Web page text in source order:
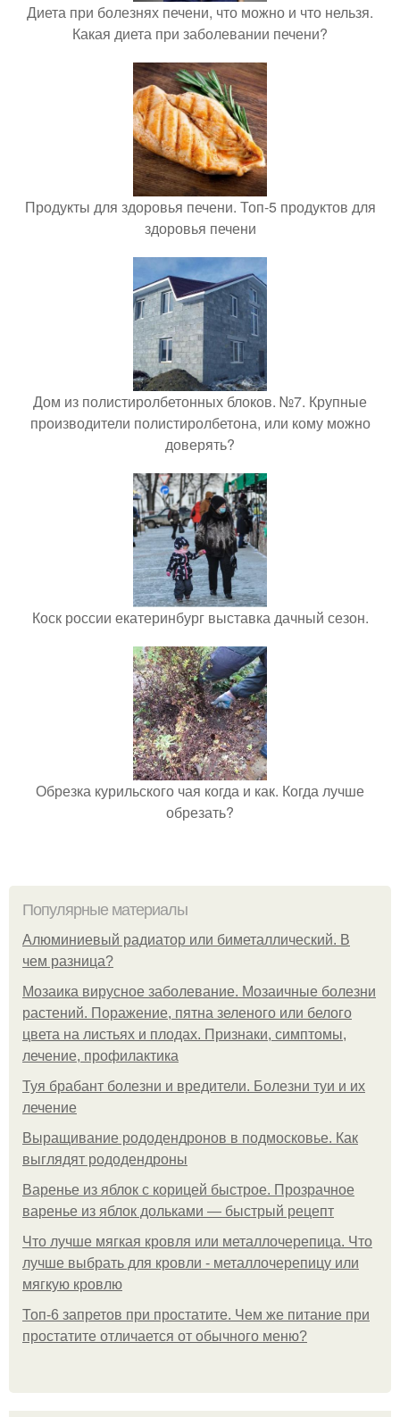
Диета при болезнях печени, что можно и что нельзя.
Какая диета при заболевании печени?
Продукты для здоровья печени. Топ-5 продуктов для
здоровья печени
Дом из полистиролбетонных блоков. №7. Крупные
производители полистиролбетона, или кому можно
доверять?
Коск россии екатеринбург выставка дачный сезон.
Обрезка курильского чая когда и как. Когда лучше
обрезать?
Популярные материалы
Алюминиевый радиатор или биметаллический. В
чем разница?
Мозаика вирусное заболевание. Мозаичные болезни
растений. Поражение, пятна зеленого или белого
цвета на листьях и плодах. Признаки, симптомы,
лечение, профилактика
Туя брабант болезни и вредители. Болезни туи и их
лечение
Выращивание рододендронов в подмосковье. Как
выглядят рододендроны
Варенье из яблок с корицей быстрое. Прозрачное
варенье из яблок дольками — быстрый рецепт
Что лучше мягкая кровля или металлочерепица. Что
лучше выбрать для кровли - металлочерепицу или
мягкую кровлю
Топ-6 запретов при простатите. Чем же питание при
простатите отличается от обычного меню?